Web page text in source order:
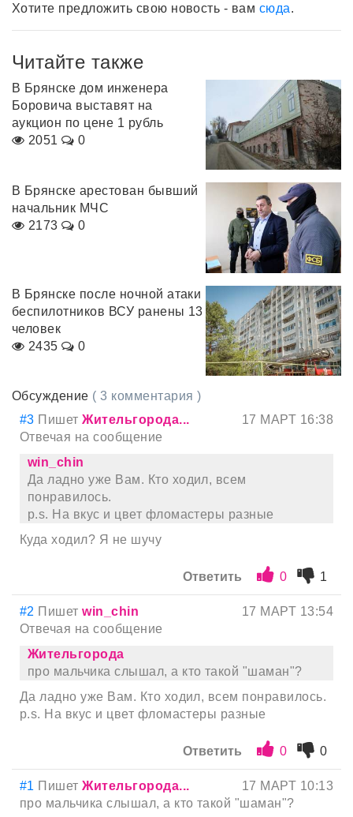
Хотите предложить свою новость - вам сюда.
Читайте также
В Брянске дом инженера
Боровича выставят на
аукцион по цене 1 рубль
2051
0
В Брянске арестован бывший
начальник МЧС
2173
0
В Брянске после ночной атаки
беспилотников ВСУ ранены 13
человек
2435
0
Обсуждение ( 3 комментария )
#3 ПишетЖительгорода...
17 МАРТ 16:38
Отвечая на сообщение
win_chin
Да ладно уже Вам. Кто ходил, всем
понравилось.
p.s. На вкус и цвет фломастеры разные
Куда ходил? Я не шучу
Ответить 0 1
#2 Пишетwin_chin
17 МАРТ 13:54
Отвечая на сообщение
Жительгорода
про мальчика слышал, а кто такой "шаман"?
Да ладно уже Вам. Кто ходил, всем понравилось.
p.s. На вкус и цвет фломастеры разные
Ответить 0 0
#1 ПишетЖительгорода...
17 МАРТ 10:13
про мальчика слышал, а кто такой "шаман"?